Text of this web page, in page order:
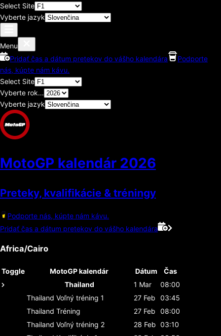
Select Site
Vyberte jazyk
Menu
Pridať čas a dátum pretekov do vášho kalendára
Podporte
nás, kúpte nám kávu.
Select Site
Vyberte rok...
Vyberte jazyk
MotoGP kalendár 2026
Preteky, kvalifikácie & tréningy
Podporte nás, kúpte nám kávu.
Pridať čas a dátum pretekov do vášho kalendára
Africa/Cairo
Toggle MotoGP kalendár Dátum
Čas
Thailand
1 Mar
08:00
Thailand Voľný tréning 1 27 Feb
03:45
Thailand Tréning 27 Feb
08:00
Thailand Voľný tréning 2 28 Feb 03:10